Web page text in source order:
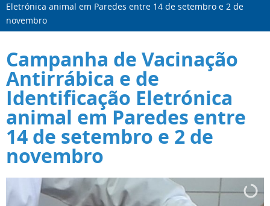
Eletrónica animal em Paredes entre 14 de setembro e 2 de
novembro
Campanha de Vacinação
Antirrábica e de
Identificação Eletrónica
animal em Paredes entre
14 de setembro e 2 de
novembro